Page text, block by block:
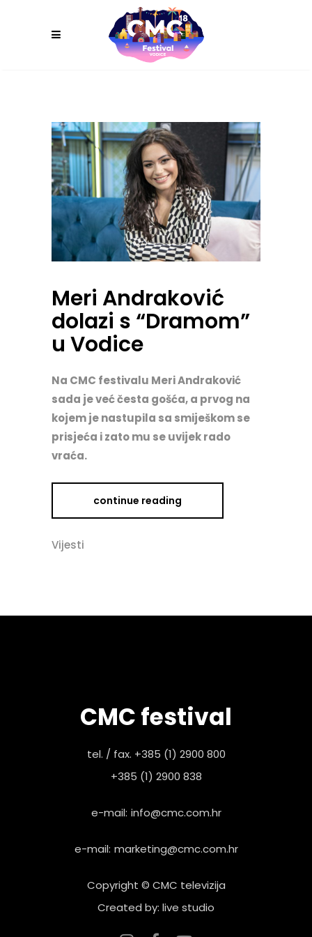
Meri Andraković
dolazi s “Dramom”
u Vodice
Na CMC festivalu Meri Andraković
sada je već česta gošća, a prvog na
kojem je nastupila sa smiješkom se
prisjeća i zato mu se uvijek rado
vraća.
continue reading
Vijesti
CMC festival
tel. / fax. +385 (1) 2900 800
+385 (1) 2900 838
e-mail: info@cmc.com.hr
e-mail: marketing@cmc.com.hr
Copyright © CMC televizija
Created by: live studio